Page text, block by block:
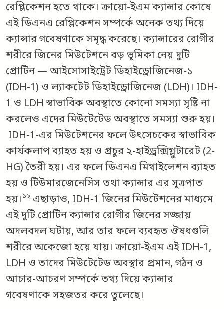
রেপ্লিকেশন হতে থাকে। ক্রায়ো-ইএম ক্যান্সার কোষে
এই ডিএনএ রেপ্লিকেশন সম্পর্কে অনেক তথ্য দিয়ে
ক্যান্সার গবেষণাকে সমৃদ্ধ করেছে। ক্যান্সারের রোগীর
শরীরে জিনের মিউটেশনে বড় ভূমিকা নেয় দুটি
প্রোটিন — আইসোসাইট্রেট ডিহাইড্রোজিনেজ-১
(IDH-1) ও ল্যাকটেট ডিহাইড্রোজিনেজ (LDH)। IDH-
1 ও LDH স্বাভাবিক অবস্থাতে কোনো সমস্যা সৃষ্টি না
করলেও এদের মিউটেটেড অবস্থাতে সমস্যা শুরু হয়।
IDH-1-এর মিউটেশনের ফলে উৎসেচকের স্বাভাবিক
কার্যকলাপ ব্যাহত হয় ও প্রচুর ২-হাইড্রক্সিগ্লুটারেট (2-
HG) তৈরী হয়। এর ফলে ডিএনএ মিথাইলেশন ব্যাহত
হয় ও টিউমারজেনেসিস তথা ক্যান্সার এর সূত্রপাত
হয়।১২ এছাড়াও, IDH-1 জিনের মিউটেশনের মাধ্যমে
এই দুটি প্রোটিন ক্যান্সার রোগীর জিনের সজ্জায়
অদলবদল ঘটায়, আর তার ফলে ব্যবহৃত ঔষধগুলি
শরীরে অকেজো হয়ে যায়। ক্রায়ো-ইএম এই IDH-1,
LDH ও তাদের মিউটেটেড অবস্থার প্রমান, গঠন ও
আচার-আচরণ সম্পর্কে তথ্য দিয়ে ক্যান্সার
গবেষণাকে সহজতর করে তুলেছে।